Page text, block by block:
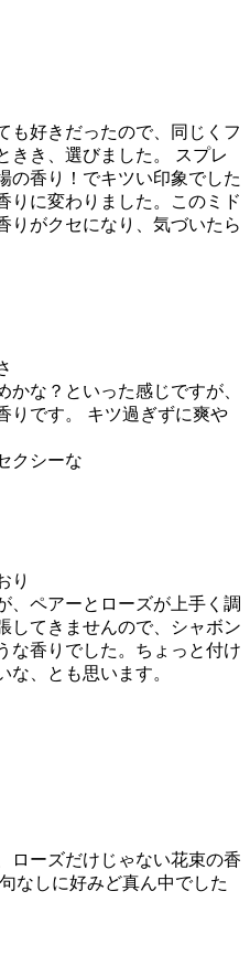
も好きだったので、同じくフ
きき、選びました。 スプレ
の香り！でキツい印象でした
りに変わりました。このミド
りがクセになり、気づいたら
かな？といった感じですが、
りです。 キツ過ぎずに爽や
クシーな
り
、ペアーとローズが上手く調
してきませんので、シャボン
な香りでした。ちょっと付け
、とも思います。
ローズだけじゃない花束の香
なしに好みど真ん中でした